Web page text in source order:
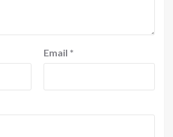
Email *